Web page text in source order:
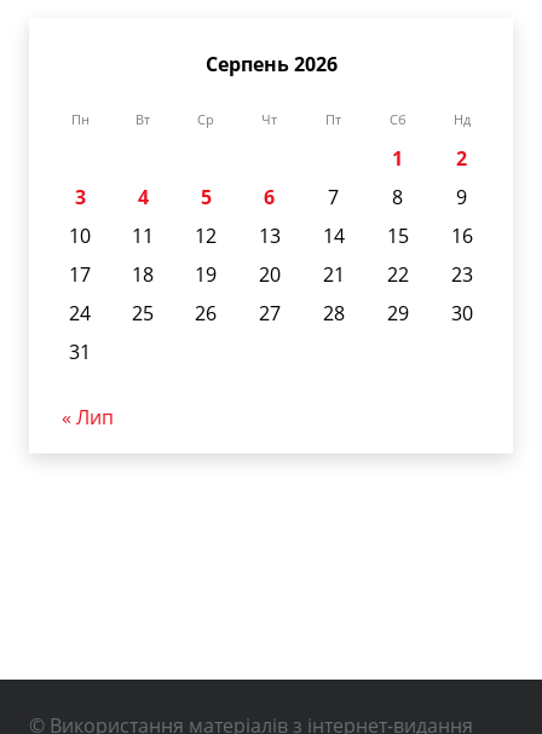
Серпень 2026
Пн Вт Ср Чт Пт Сб Нд
1
2
3
4 5 6 7 8
9
10
11 12 13 14 15
16
17
18 19 20 21 22
23
24
25 26 27 28 29
30
31
« Лип
© Використання матеріалів з інтернет-видання